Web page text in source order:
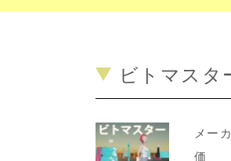
ビトマスタ
メー
価